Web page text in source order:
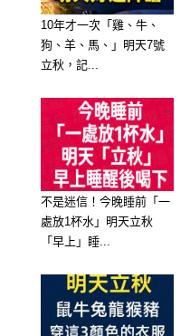
10年才一次「雞、牛、
狗、羊、馬、」明天7號
立秋，記...
不是迷信！今晚睡前「一
處放1杯水」明天立秋
「早上」睡...